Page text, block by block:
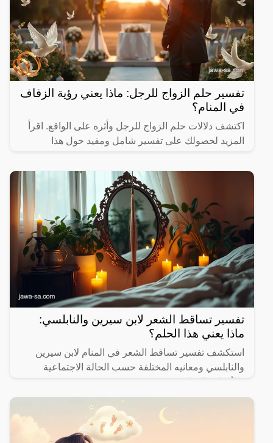
تفسير حلم الزواج للرجل: ماذا يعني رؤية الزفاف
في المنام؟
اكتشف دلالات حلم الزواج للرجل وأثره على الواقع. اقرأ
المزيد لحصولك على تفسير شامل ومفيد حول هذا
تفسير تساقط الشعر لابن سيرين والنابلسي:
ماذا يعني هذا الحلم؟
استكشف تفسير تساقط الشعر في المنام لابن سيرين
والنابلسي ومعانيه المختلفة حسب الحالة الاجتماعية